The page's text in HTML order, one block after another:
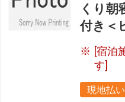
くり朝
付き＜
[宿泊
す]
現地払い